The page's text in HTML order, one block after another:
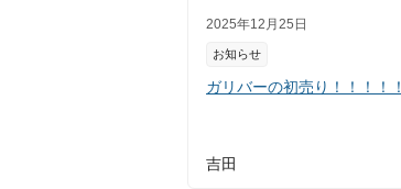
2025年12月25日
お知らせ
ガリバーの初売り！！！！！
吉田